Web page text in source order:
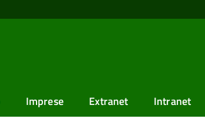
Imprese Extranet Intranet